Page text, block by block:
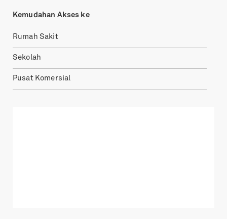
Kemudahan Akses ke
Rumah Sakit
Sekolah
Pusat Komersial